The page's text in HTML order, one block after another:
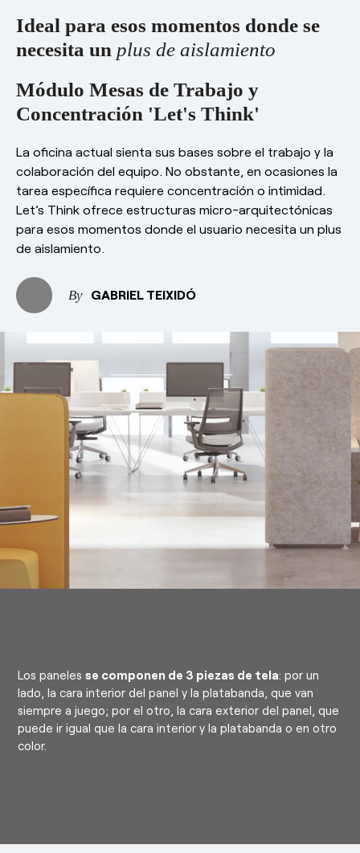
Ideal para esos momentos donde se
necesita un plus de aislamiento
Módulo Mesas de Trabajo y
Concentración 'Let's Think'
La oficina actual sienta sus bases sobre el trabajo y la
colaboración del equipo. No obstante, en ocasiones la
tarea específica requiere concentración o intimidad.
Let’s Think ofrece estructuras micro-arquitectónicas
para esos momentos donde el usuario necesita un plus
de aislamiento.
GABRIEL TEIXIDÓ
Los panelesse componen de 3 piezas de tela: por un
lado, la cara interior del panel y la platabanda, que van
siempre a juego; por el otro, la cara exterior del panel, que
puede ir igual que la cara interior y la platabanda o en otro
color.